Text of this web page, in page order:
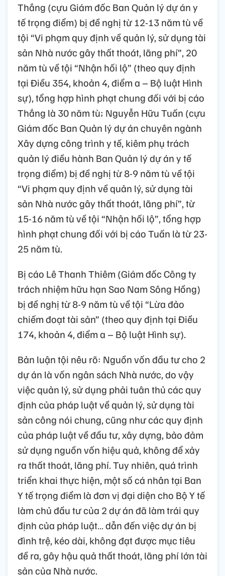
Thắng (cựu Giám đốc Ban Quản lý dự án y
tế trọng điểm) bị đề nghị từ 12-13 năm tù về
tội “Vi phạm quy định về quản lý, sử dụng tài
sản Nhà nước gây thất thoát, lãng phí”, 20
năm tù về tội “Nhận hối lộ” (theo quy định
tại Điều 354, khoản 4, điểm a – Bộ luật Hình
sự), tổng hợp hình phạt chung đối với bị cáo
Thắng là 30 năm tù; Nguyễn Hữu Tuấn (cựu
Giám đốc Ban Quản lý dự án chuyên ngành
Xây dựng công trình y tế, kiêm phụ trách
quản lý điều hành Ban Quản lý dự án y tế
trọng điểm) bị đề nghị từ 8-9 năm tù về tội
“Vi phạm quy định về quản lý, sử dụng tài
sản Nhà nước gây thất thoát, lãng phí”, từ
15-16 năm tù về tội “Nhận hối lộ”, tổng hợp
hình phạt chung đối với bị cáo Tuấn là từ 23-
25 năm tù.
Bị cáo Lê Thanh Thiêm (Giám đốc Công ty
trách nhiệm hữu hạn Sao Nam Sông Hồng)
bị đề nghị từ 8-9 năm tù về tội “Lừa đảo
chiếm đoạt tài sản” (theo quy định tại Điều
174, khoản 4, điểm a – Bộ luật Hình sự).
Bản luận tội nêu rõ: Nguồn vốn đầu tư cho 2
dự án là vốn ngân sách Nhà nước, do vậy
việc quản lý, sử dụng phải tuân thủ các quy
định của pháp luật về quản lý, sử dụng tài
sản công nói chung, cũng như các quy định
của pháp luật về đầu tư, xây dựng, bảo đảm
sử dụng nguồn vốn hiệu quả, không để xảy
ra thất thoát, lãng phí. Tuy nhiên, quá trình
triển khai thực hiện, một số cá nhân tại Ban
Y tế trọng điểm là đơn vị đại diện cho Bộ Y tế
làm chủ đầu tư của 2 dự án đã làm trái quy
định của pháp luật… dẫn đến việc dự án bị
đình trệ, kéo dài, không đạt được mục tiêu
đề ra, gây hậu quả thất thoát, lãng phí lớn tài
sản của Nhà nước.